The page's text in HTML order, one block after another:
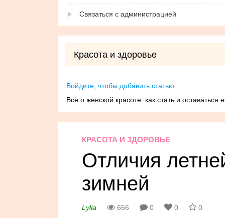
Связаться с администрацией
Красота и здоровье
Войдите, чтобы добавить статью
Всё о женской красоте: как стать и оставаться
КРАСОТА И ЗДОРОВЬЕ
Отличия
зимней
Lylia 656 0 0 0